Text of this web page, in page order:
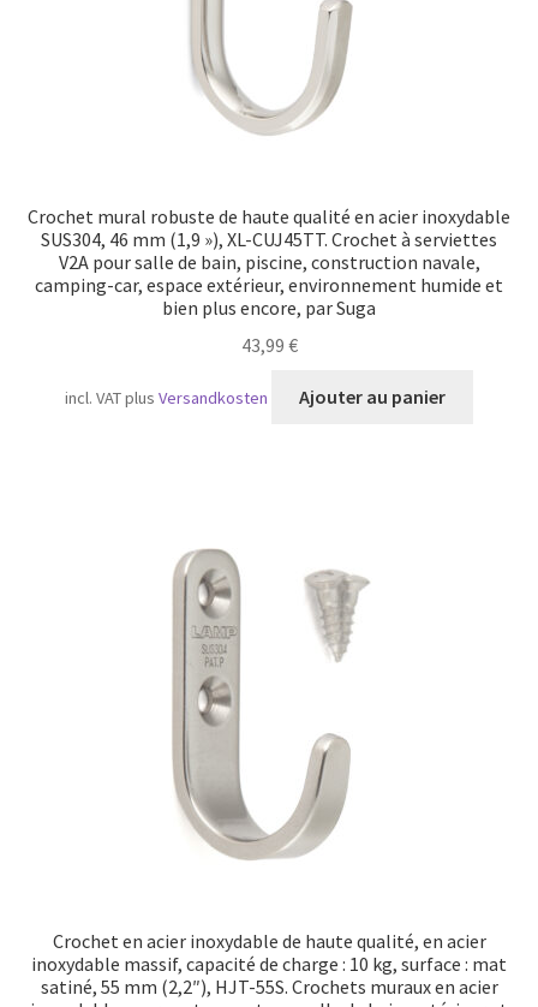
Crochet mural robuste de haute qualité en acier inoxydable
SUS304, 46 mm (1,9 »), XL-CUJ45TT. Crochet à serviettes
V2A pour salle de bain, piscine, construction navale,
camping-car, espace extérieur, environnement humide et
bien plus encore, par Suga
43,99 €
incl. VATplusVersandkosten Ajouter au panier
Crochet en acier inoxydable de haute qualité, en acier
inoxydable massif, capacité de charge : 10 kg, surface : mat
satiné, 55 mm (2,2″), HJT-55S. Crochets muraux en acier